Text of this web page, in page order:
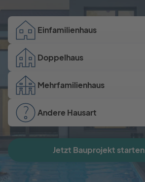
Einfamilienhaus
Doppelhaus
Mehrfamilienhaus
Andere Hausart
Jetzt Bauprojekt starten